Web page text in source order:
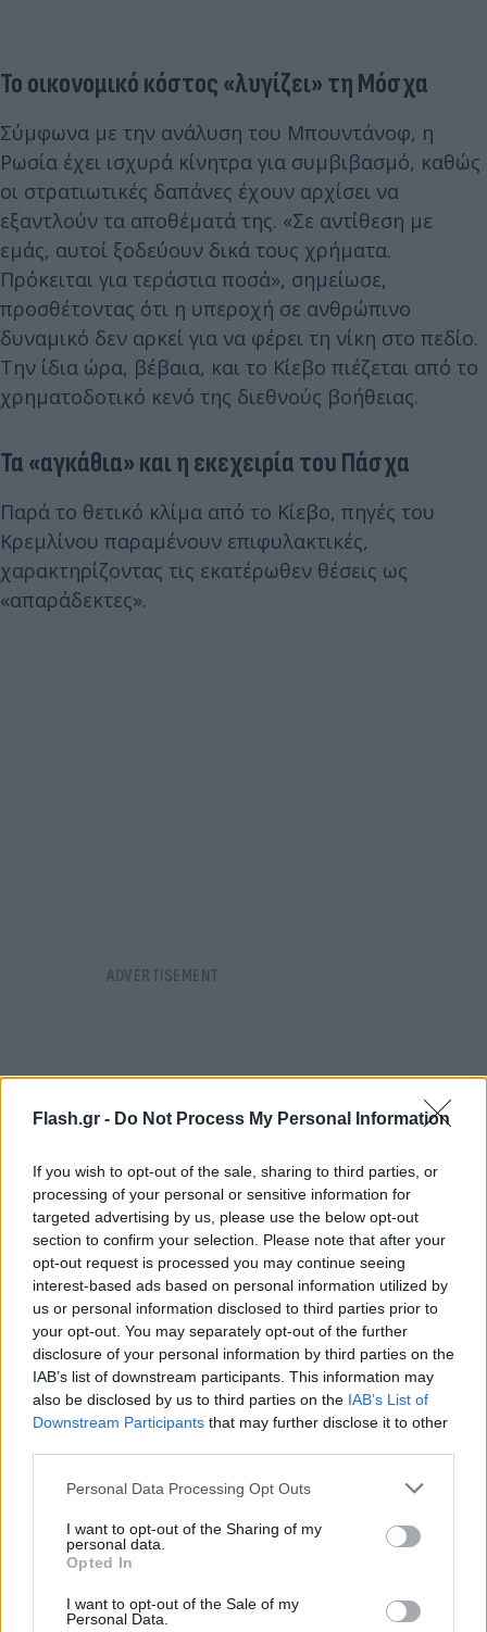
Flash.gr - Do Not Process My Personal Information
If you wish to opt-out of the sale, sharing to third parties, or
processing of your personal or sensitive information for
targeted advertising by us, please use the below opt-out
section to confirm your selection. Please note that after your
opt-out request is processed you may continue seeing
interest-based ads based on personal information utilized by
us or personal information disclosed to third parties prior to
your opt-out. You may separately opt-out of the further
disclosure of your personal information by third parties on the
IAB’s list of downstream participants. This information may
also be disclosed by us to third parties on the IAB’s List of
Downstream Participants that may further disclose it to other
Please note that this website/app uses one or more Google
not limited to your visit or usage behaviour. You may click to
grant or deny consent to Google and its third-party tags to
use your data for below specified purposes in below Google
consent section.
Personal Data Processing Opt Outs
I want to opt-out of the Sharing of my
personal data.
Opted In
I want to opt-out of the Sale of my
Personal Data.
Το οικονομικό κόστος «λυγίζει» τη Μόσχα
Σύμφωνα με την ανάλυση του Μπουντάνοφ, η
Ρωσία έχει ισχυρά κίνητρα για συμβιβασμό, καθώς
οι στρατιωτικές δαπάνες έχουν αρχίσει να
εξαντλούν τα αποθέματά της. «Σε αντίθεση με
εμάς, αυτοί ξοδεύουν δικά τους χρήματα.
Πρόκειται για τεράστια ποσά», σημείωσε,
προσθέτοντας ότι η υπεροχή σε ανθρώπινο
δυναμικό δεν αρκεί για να φέρει τη νίκη στο πεδίο.
Την ίδια ώρα, βέβαια, και το Κίεβο πιέζεται από το
χρηματοδοτικό κενό της διεθνούς βοήθειας.
Τα «αγκάθια» και η εκεχειρία του Πάσχα
Παρά το θετικό κλίμα από το Κίεβο, πηγές του
Κρεμλίνου παραμένουν επιφυλακτικές,
χαρακτηρίζοντας τις εκατέρωθεν θέσεις ως
«απαράδεκτες».
Τα βασικά σημεία τριβής παραμένουν το εδαφικό,
με την Ρωσία να απαιτεί αποχώρηση των
Ουκρανών από την Ανατολή, ενώ το Κίεβο
προκρίνει το «πάγωμα» του μετώπου. Επίσης, οι
Κίεβο ζητά σαφείς δεσμεύσεις από τις ΗΠΑ για την
αποτροπή μελλοντικής επίθεσης.
έδωσε εντολή για προσωρινή κατάπαυση του